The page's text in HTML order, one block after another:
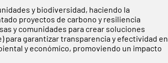
y biodiversidad, haciendo la
proyectos de carbono y resiliencia
y comunidades para crear soluciones
para garantizar transparencia y efectividad en
y económico, promoviendo un impacto